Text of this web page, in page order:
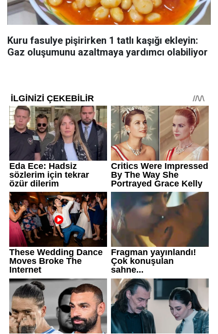
Kuru fasulye pişirirken 1 tatlı kaşığı ekleyin:
Gaz oluşumunu azaltmaya yardımcı olabiliyor